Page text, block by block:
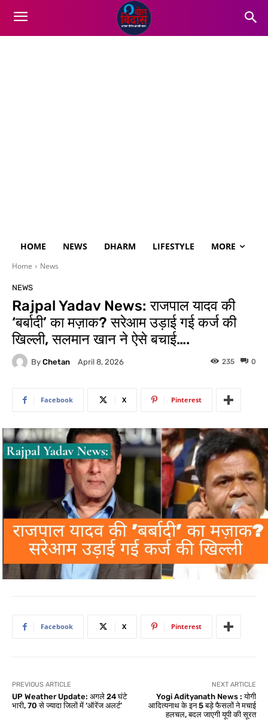
HOME NEWS DHARM LIFESTYLE MORE
Home News
NEWS
Rajpal Yadav News: राजपाल यादव की
‘बर्बादी’ का मज़ाक? सरेआम उड़ाई गई कर्ज की
खिल्ली, सलमान खान ने ऐसे बचाई….
By Chetan April 8, 2026 0
235
Facebook X Pinterest
Facebook X Pinterest
PREVIOUS ARTICLE
UP Weather Update: अगले 24 घंटे
भारी, 70 से ज्यादा जिलों में ‘ऑरेंज अलर्ट’
NEXT ARTICLE
Yogi Adityanath News : योगी
आदित्यनाथ के इन 5 बड़े फैसलों ने मचाई
हलचल, बदल जाएगी यूपी की सूरत